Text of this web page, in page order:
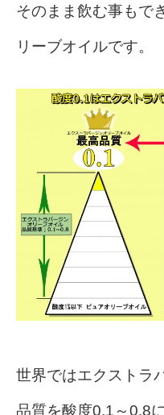
そのまま飲む事もで
リーブオイルです。
世界ではエクストラ
品質を酸度0.1～0.8